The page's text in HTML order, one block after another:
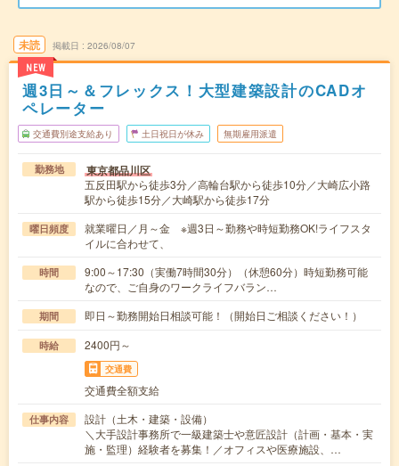
未読
NEW
掲載日 2026/08/07
週3日～＆フレックス！大型建築設計のCADオ
ペレーター
交通費別途支給あり 土日祝日が休み 無期雇用派遣
勤務地 東京都品川区
五反田駅から徒歩3分／高輪台駅から徒歩10分／大崎広小路
駅から徒歩15分／大崎駅から徒歩17分
曜日頻度
就業曜日／月～金 ※週3日～勤務や時短勤務OK!ライフスタ
イルに合わせて、
時間
9:00～17:30（実働7時間30分）（休憩60分）時短勤務可能
なので、ご自身のワークライフバラン…
期間 即日～勤務開始日相談可能！（開始日ご相談ください！）
時給 2400円～
交通費
交通費全額支給
仕事内容
設計（土木・建築・設備）
＼大手設計事務所で一級建築士や意匠設計（計画・基本・実
施・監理）経験者を募集！／オフィスや医療施設、…